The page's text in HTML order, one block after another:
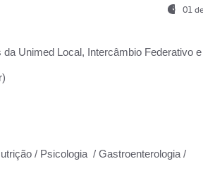
01
da Unimed Local, Intercâmbio Federativo
/ Psicologia / Gastroenterologia /